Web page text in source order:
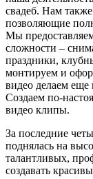
свадеб. Нам
позволяющие
Мы
сложности –
праздники,
монтируем и
видео делаем
Создаем по-
видео клипы.
За последние
поднялась на
талантливых,
создавать